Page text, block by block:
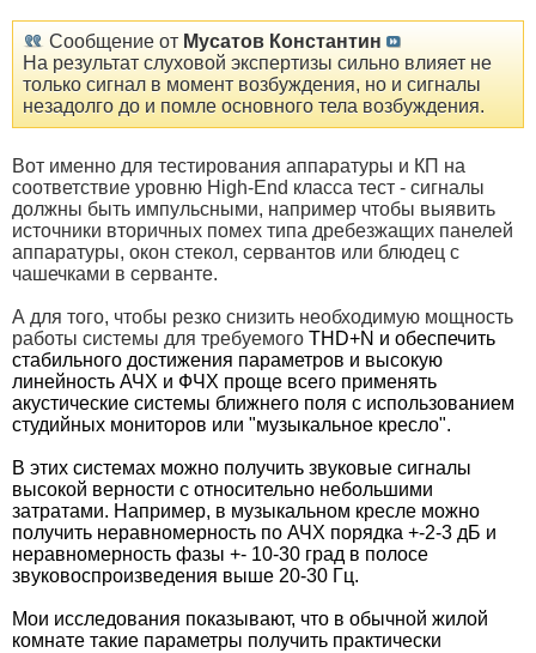
Сообщение от Мусатов Константин
На результат слуховой экспертизы сильно влияет не
только сигнал в момент возбуждения, но и сигналы
незадолго до и помле основного тела возбуждения.
Вот именно для тестирования аппаратуры и КП на
соответствие уровню High-End класса тест - сигналы
должны быть импульсными, например чтобы выявить
источники вторичных помех типа дребезжащих панелей
аппаратуры, окон стекол, сервантов или блюдец с
чашечками в серванте.
А для того, чтобы резко снизить необходимую мощность
работы системы для требуемого THD+N и обеспечить
стабильного достижения параметров и высокую
линейность АЧХ и ФЧХ проще всего применять
акустические системы ближнего поля с использованием
студийных мониторов или "музыкальное кресло".
В этих системах можно получить звуковые сигналы
высокой верности с относительно небольшими
затратами. Например, в музыкальном кресле можно
получить неравномерность по АЧХ порядка +-2-3 дБ и
неравномерность фазы +- 10-30 град в полосе
звуковоспроизведения выше 20-30 Гц.
Мои исследования показывают, что в обычной жилой
комнате такие параметры получить практически